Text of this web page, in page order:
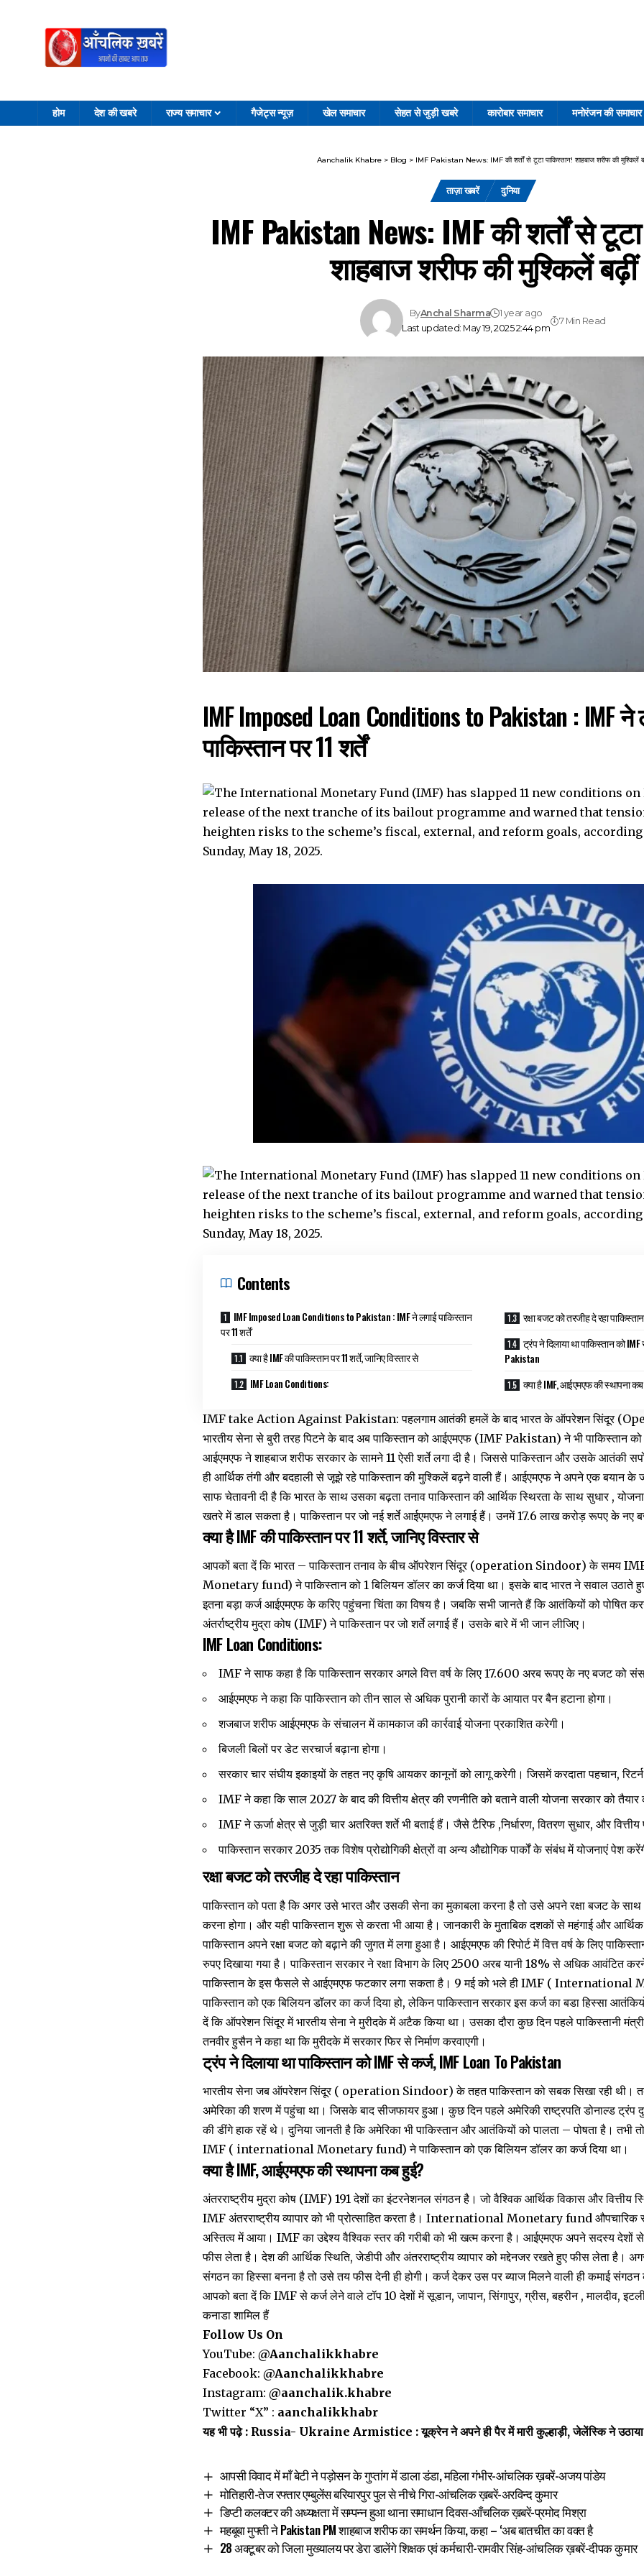
होम देश की खबरे राज्य समाचार गैजेट्स न्यूज़ खेल समाचार सेहत से जुड़ी खबरे कारोबार समाचार मनोरंजन की समाचार
Aanchalik Khabre> Blog > IMF Pakistan News: IMF की शर्तों से टूटा पाकिस्तान! शाहबाज शरीफ की मुश्किलें
ताज़ा खबरें दुनिया
IMF Pakistan News: IMF की शर्तों से
शाहबाज शरीफ की मुश्किलें बढ़ीं
Last updated: May 19, 2025 2:44 pm
ByAnchal Sharma 1 year ago
7 Min Read
IMF Imposed Loan Conditions to Pakistan : IMF ने
पाकिस्तान पर 11 शर्तें
Contents
IMF Imposed Loan Conditions to Pakistan : IMF ने लगाई पाकिस्तान
पर 11 शर्तें
क्या है IMF की पाकिस्तान पर 11 शर्ते, जानिए विस्तार से
IMF Loan Conditions:
रक्षा बजट को तरजीह दे रहा पाकिस्तान
ट्रंप ने दिलाया था पाकिस्तान को
Pakistan
क्या है IMF, आईएमएफ की स्थापना
IMF take Action Against Pakistan: पहलगाम आतंकी हमलें के बाद भारत के ऑपरेशन सिंदूर
भारतीय सेना से बुरी तरह पिटने के बाद अब पाकिस्तान को आईएमएफ (IMF Pakistan) ने भी पाकिस्तान को
आईएमएफ ने शाहबाज शरीफ सरकार के सामने 11 ऐसी शर्ते लगा दी है। जिससे पाकिस्तान और उसके आतंकी
ही आर्थिक तंगी और बदहाली से जूझे रहे पाकिस्तान की मुश्किलें बढ़ने वाली हैं। आईएमएफ ने अपने एक बयान के
साफ चेतावनी दी है कि भारत के साथ उसका बढ़ता तनाव पाकिस्तान की आर्थिक स्थिरता के साथ सुधार ,
खतरे में डाल सकता है। पाकिस्तान पर जो नई शर्ते आईएमएफ ने लगाई हैं। उनमें 17.6 लाख करोड़ रूपए के नए
क्या है IMF की पाकिस्तान पर 11 शर्ते, जानिए विस्तार से
आपकों बता दें कि भारत – पाकिस्तान तनाव के बीच ऑपरेशन सिंदूर (operation Sindoor) के समय
Monetary fund) ने पाकिस्तान को 1 बिलियन डॉलर का कर्ज दिया था। इसके बाद भारत ने सवाल उठाते
इतना बड़ा कर्ज आईएमएफ के करिए पहुंचना चिंता का विषय है। जबकि सभी जानते हैं कि आतंकियों को पोषित
अंतर्राष्ट्रीय मुद्रा कोष (IMF) ने पाकिस्तान पर जो शर्ते लगाई हैं। उसके बारे में भी जान लीजिए।
IMF Loan Conditions:
IMF ने साफ कहा है कि पाकिस्तान सरकार अगले वित्त वर्ष के लिए 17.600 अरब रूपए के नए बजट को
आईएमएफ ने कहा कि पाकिस्तान को तीन साल से अधिक पुरानी कारों के आयात पर बैन हटाना होगा।
शजबाज शरीफ आईएमएफ के संचालन में कामकाज की कार्रवाई योजना प्रकाशित करेगी।
बिजली बिलों पर डेट सरचार्ज बढ़ाना होगा।
सरकार चार संघीय इकाइयों के तहत नए कृषि आयकर कानूनों को लागू करेगी। जिसमें करदाता पहचान,
IMF ने कहा कि साल 2027 के बाद की वित्तीय क्षेत्र की रणनीति को बताने वाली योजना सरकार को तैयार
IMF ने ऊर्जा क्षेत्र से जुड़ी चार अतरिक्त शर्ते भी बताई हैं। जैसे टैरिफ ,निर्धारण, वितरण सुधार, और वित्तीय
पाकिस्तान सरकार 2035 तक विशेष प्रोद्योगिकी क्षेत्रों वा अन्य औद्योगिक पार्कों के संबंध में योजनाएं पेश
रक्षा बजट को तरजीह दे रहा पाकिस्तान
पाकिस्तान को पता है कि अगर उसे भारत और उसकी सेना का मुकाबला करना है तो उसे अपने रक्षा बजट के
करना होगा। और यही पाकिस्तान शुरू से करता भी आया है। जानकारी के मुताबिक दशकों से महंगाई और
पाकिस्तान अपने रक्षा बजट को बढ़ाने की जुगत में लगा हुआ है। आईएमएफ की रिपोर्ट में वित्त वर्ष के लिए
रुपए दिखाया गया है। पाकिस्तान सरकार ने रक्षा विभाग के लिए 2500 अरब यानी 18% से अधिक आवंटित
पाकिस्तान के इस फैसले से आईएमएफ फटकार लगा सकता है। 9 मई को भले ही IMF (
पाकिस्तान को एक बिलियन डॉलर का कर्ज दिया हो, लेकिन पाकिस्तान सरकार इस कर्ज का बडा हिस्सा
दें कि ऑपरेशन सिंदूर में भारतीय सेना ने मुरीदके में अटैक किया था। उसका दौरा कुछ दिन पहले पाकिस्तानी
तनवीर हुसैन ने कहा था कि मुरीदके में सरकार फिर से निर्माण करवाएगी।
ट्रंप ने दिलाया था पाकिस्तान को IMF से कर्ज, IMF Loan To Pakistan
भारतीय सेना जब ऑपरेशन सिंदूर ( operation Sindoor) के तहत पाकिस्तान को सबक सिखा रही थी। तब
अमेरिका की शरण में पहुंचा था। जिसके बाद सीजफायर हुआ। कुछ दिन पहले अमेरिकी राष्ट्रपति डोनाल्ड ट्रंप
की डींगे हाक रहें थे। दुनिया जानती है कि अमेरिका भी पाकिस्तान और आतंकियों को पालता – पोषता है। तभी
IMF ( international Monetary fund) ने पाकिस्तान को एक बिलियन डॉलर का कर्ज दिया था।
क्या है IMF, आईएमएफ की स्थापना कब हुई?
अंतरराष्ट्रीय मुद्रा कोष (IMF) 191 देशों का इंटरनेशनल संगठन है। जो वैश्विक आर्थिक विकास और वित्तीय
IMF अंतरराष्ट्रीय व्यापार को भी प्रोत्साहित करता है। International Monetary fund औपचारिक
अस्तित्व में आया। IMF का उद्देश्य वैश्विक स्तर की गरीबी को भी खत्म करना है। आईएमएफ अपने सदस्य देशों
फीस लेता है। देश की आर्थिक स्थिति, जेडीपी और अंतरराष्ट्रीय व्यापार को मद्देनजर रखते हुए फीस लेता है।
संगठन का हिस्सा बनना है तो उसे तय फीस देनी ही होगी। कर्ज देकर उस पर ब्याज मिलने वाली ही कमाई
आपको बता दें कि IMF से कर्ज लेने वाले टॉप 10 देशों में सूडान, जापान, सिंगापुर, ग्रीस, बहरीन , मालदीव,
कनाडा शामिल हैं
Follow Us On
YouTube: @Aanchalikkhabre
Facebook: @Aanchalikkhabre
Instagram: @aanchalik.khabre
Twitter “X” : aanchalikkhabr
यह भी पढ़े : Russia- Ukraine Armistice : यूक्रेन ने अपने ही पैर में मारी कुल्हाड़ी, जेलेंस्कि ने
आपसी विवाद में माँ बेटी ने पड़ोसन के गुप्तांग में डाला डंडा, महिला गंभीर-आंचलिक ख़बरें-अजय पांडेय
मोतिहारी-तेज रफ्तार एम्बुलेंस बरियारपुर पुल से नीचे गिरा-आंचलिक ख़बरें-अरविन्द कुमार
डिप्टी कलक्टर की अध्यक्षता में सम्पन्न हुआ थाना समाधान दिवस-आँचलिक ख़बरें-प्रमोद मिश्रा
महबूबा मुफ्ती ने Pakistan PM शाहबाज शरीफ का समर्थन किया, कहा – ‘अब बातचीत का वक्त है
28 अक्टूबर को जिला मुख्यालय पर डेरा डालेंगे शिक्षक एवं कर्मचारी-रामवीर सिंह-आंचलिक ख़बरें-दीपक कुमार